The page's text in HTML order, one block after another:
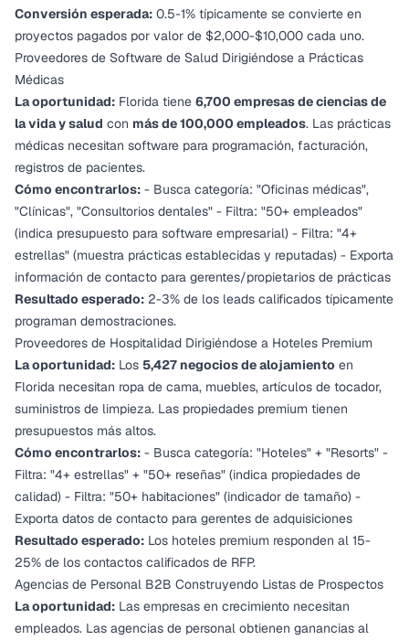
Conversión esperada: 0.5-1% típicamente se convierte en
proyectos pagados por valor de $2,000-$10,000 cada uno.
Proveedores de Software de Salud Dirigiéndose a Prácticas
Médicas
La oportunidad: Florida tiene 6,700 empresas de ciencias de
la vida y salud con más de 100,000 empleados. Las prácticas
médicas necesitan software para programación, facturación,
registros de pacientes.
Cómo encontrarlos: - Busca categoría: "Oficinas médicas",
"Clínicas", "Consultorios dentales" - Filtra: "50+ empleados"
(indica presupuesto para software empresarial) - Filtra: "4+
estrellas" (muestra prácticas establecidas y reputadas) - Exporta
información de contacto para gerentes/propietarios de prácticas
Resultado esperado: 2-3% de los leads calificados típicamente
programan demostraciones.
Proveedores de Hospitalidad Dirigiéndose a Hoteles Premium
La oportunidad: Los 5,427 negocios de alojamiento en
Florida necesitan ropa de cama, muebles, artículos de tocador,
suministros de limpieza. Las propiedades premium tienen
presupuestos más altos.
Cómo encontrarlos: - Busca categoría: "Hoteles" + "Resorts" -
Filtra: "4+ estrellas" + "50+ reseñas" (indica propiedades de
calidad) - Filtra: "50+ habitaciones" (indicador de tamaño) -
Exporta datos de contacto para gerentes de adquisiciones
Resultado esperado: Los hoteles premium responden al 15-
25% de los contactos calificados de RFP.
Agencias de Personal B2B Construyendo Listas de Prospectos
La oportunidad: Las empresas en crecimiento necesitan
empleados. Las agencias de personal obtienen ganancias al